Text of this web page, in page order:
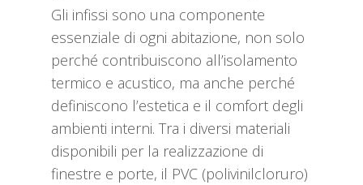
Gli infissi sono una componente
essenziale di ogni abitazione, non solo
perché contribuiscono all’isolamento
termico e acustico, ma anche perché
definiscono l’estetica e il comfort degli
ambienti interni. Tra i diversi materiali
disponibili per la realizzazione di
finestre e porte, il PVC (polivinilcloruro)